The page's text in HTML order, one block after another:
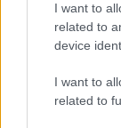
I want to
related to
device
I want to
related to
Az első 50 ezer
Magyar